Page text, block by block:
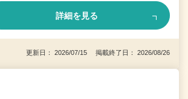
詳細を見る
更新日： 2026/07/15 掲載終了日： 2026/08/26